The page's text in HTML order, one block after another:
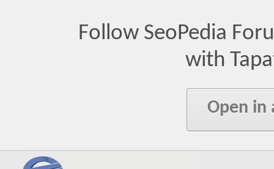
Follow SeoPedia
with
Open in